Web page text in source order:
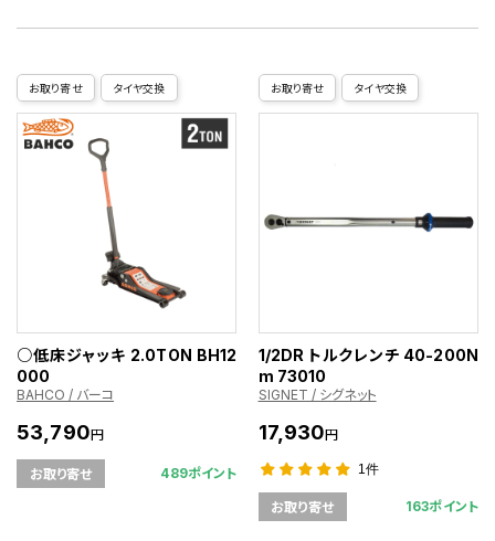
お取り寄せ タイヤ交換
○低床ジャッキ 2.0TON BH12
000
BAHCO / バーコ
53,790円
お取り寄せ 489ポイント
お取り寄せ タイヤ交換
1/2DR トルクレンチ 40-200N
m 73010
SIGNET / シグネット
17,930円
1件
お取り寄せ 163ポイント